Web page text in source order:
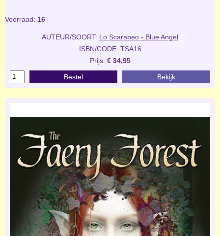
Voorraad: 16
AUTEUR/SOORT: Lo Scarabeo - Blue Angel
ISBN/CODE: TSA16
Prijs: € 34,95
Bestel Bekijk